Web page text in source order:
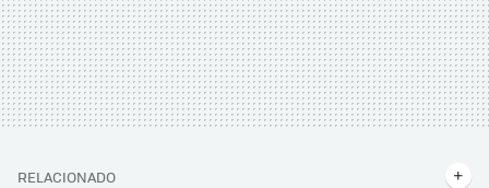
RELACIONADO